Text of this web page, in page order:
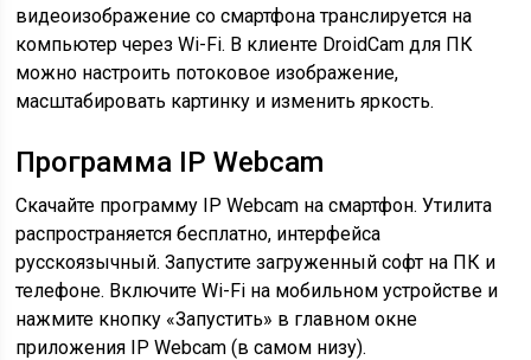
видеоизображение со смартфона транслируется на
компьютер через Wi-Fi. В клиенте DroidCam для ПК
можно настроить потоковое изображение,
масштабировать картинку и изменить яркость.
Программа IP Webcam
Скачайте программу IP Webcam на смартфон. Утилита
распространяется бесплатно, интерфейса
русскоязычный. Запустите загруженный софт на ПК и
телефоне. Включите Wi-Fi на мобильном устройстве и
нажмите кнопку «Запустить» в главном окне
приложения IP Webcam (в самом низу).